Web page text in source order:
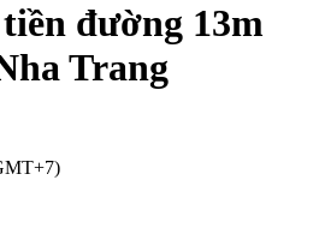
đường 13m
Trang